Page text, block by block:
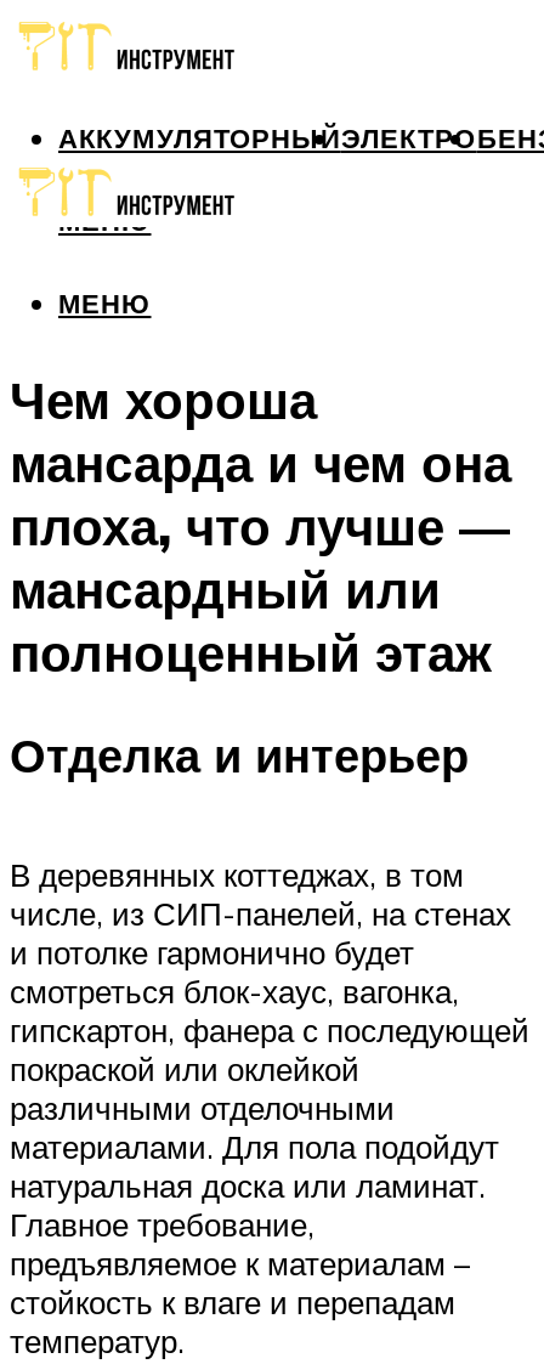
АККУМУЛЯТОРНЫЙЭЛЕКТРО
МЕНЮ
МЕНЮ
Чем хороша
мансарда и чем она
плоха, что лучше —
мансардный или
полноценный этаж
Отделка и интерьер
В деревянных коттеджах, в том
числе, из СИП-панелей, на стенах
и потолке гармонично будет
смотреться блок-хаус, вагонка,
гипскартон, фанера с последующей
покраской или оклейкой
различными отделочными
материалами. Для пола подойдут
натуральная доска или ламинат.
Главное требование,
предъявляемое к материалам –
стойкость к влаге и перепадам
температур.